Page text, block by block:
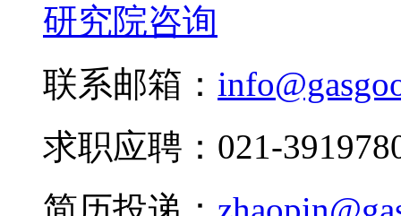
研究院咨询
联系邮箱：
求职应聘：021-